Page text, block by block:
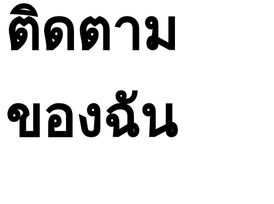
ติดตาม
ของฉัน